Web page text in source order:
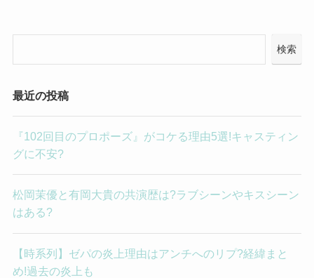
検索
最近の投稿
『102回目のプロポーズ』がコケる理由5選!キャスティン
グに不安?
松岡茉優と有岡大貴の共演歴は?ラブシーンやキスシーン
はある?
【時系列】ゼパの炎上理由はアンチへのリプ?経緯まと
め!過去の炎上も